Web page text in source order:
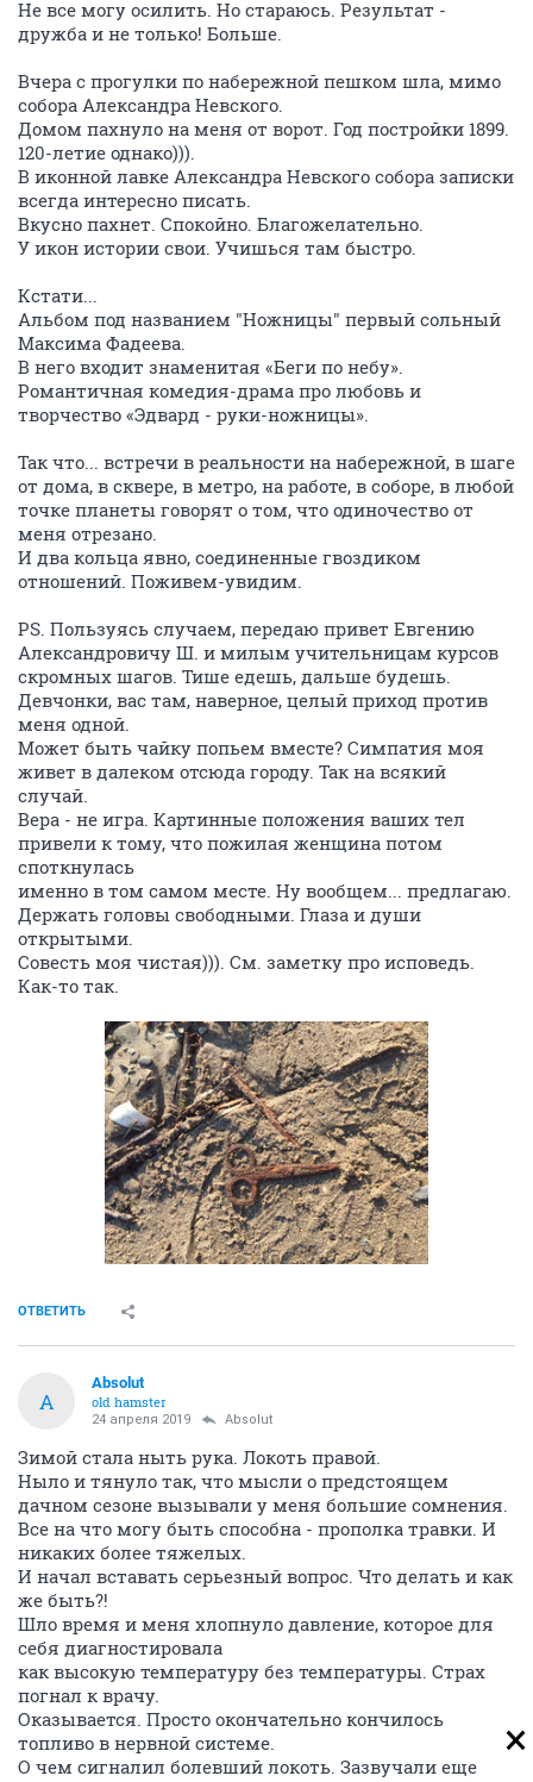
Не все могу осилить. Но стараюсь. Результат -
дружба и не только! Больше.
Вчера с прогулки по набережной пешком шла, мимо
собора Александра Невского.
Домом пахнуло на меня от ворот. Год постройки 1899.
120-летие однако))).
В иконной лавке Александра Невского собора записки
всегда интересно писать.
Вкусно пахнет. Спокойно. Благожелательно.
У икон истории свои. Учишься там быстро.
Кстати...
Альбом под названием "Ножницы" первый сольный
Максима Фадеева.
В него входит знаменитая «Беги по небу».
Романтичная комедия-драма про любовь и
творчество «Эдвард - руки-ножницы».
Так что... встречи в реальности на набережной, в шаге
от дома, в сквере, в метро, на работе, в соборе, в любой
точке планеты говорят о том, что одиночество от
меня отрезано.
И два кольца явно, соединенные гвоздиком
отношений. Поживем-увидим.
PS. Пользуясь случаем, передаю привет Евгению
Александровичу Ш. и милым учительницам курсов
скромных шагов. Тише едешь, дальше будешь.
Девчонки, вас там, наверное, целый приход против
меня одной.
Может быть чайку попьем вместе? Симпатия моя
живет в далеком отсюда городу. Так на всякий
случай.
Вера - не игра. Картинные положения ваших тел
привели к тому, что пожилая женщина потом
споткнулась
именно в том самом месте. Ну вообщем... предлагаю.
Держать головы свободными. Глаза и души
открытыми.
Совесть моя чистая))). См. заметку про исповедь.
Как-то так.
ОТВЕТИТЬ
A
Absolut
old hamster
24 апреля 2019 Absolut
Зимой стала ныть рука. Локоть правой.
Ныло и тянуло так, что мысли о предстоящем
дачном сезоне вызывали у меня большие сомнения.
Все на что могу быть способна - прополка травки. И
никаких более тяжелых.
И начал вставать серьезный вопрос. Что делать и как
же быть?!
Шло время и меня хлопнуло давление, которое для
себя диагностировала
как высокую температуру без температуры. Страх
погнал к врачу.
Оказывается. Просто окончательно кончилось
топливо в нервной системе.
О чем сигналил болевший локоть. Зазвучали еще